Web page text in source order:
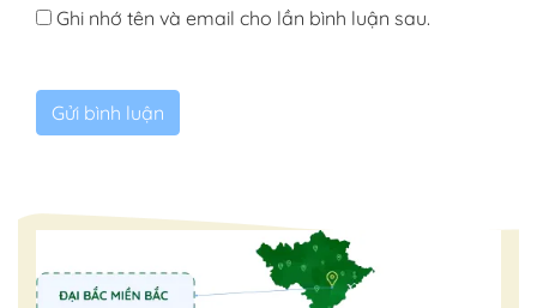
Ghi nhớ tên và email cho lần bình luận sau.